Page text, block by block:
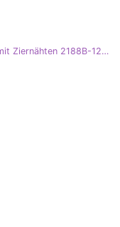
Marco Shoes Cowboystiefel aus Wildleder mit Ziernähten 2188B-1281-045-1 blau grau